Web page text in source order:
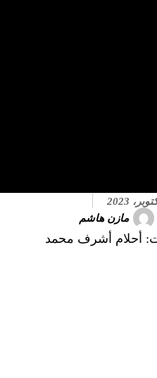
مازن هاشم
أحلام أشرف محمد